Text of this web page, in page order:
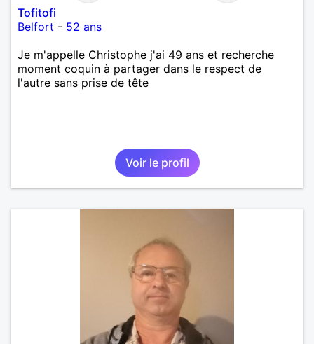
Tofitofi
Belfort - 52 ans
Je m'appelle Christophe j'ai 49 ans et recherche
moment coquin à partager dans le respect de
l'autre sans prise de tête
Voir le profil